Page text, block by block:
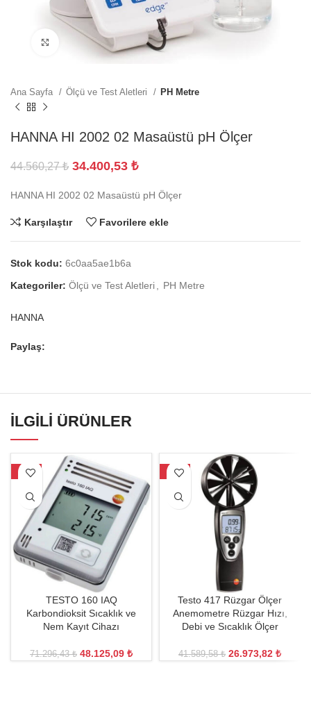
Büyütmek için tıklayın
Ana Sayfa Ölçü ve Test Aletleri PH Metre
HANNA HI 2002 02 Masaüstü pH Ölçer
44.560,27₺ 34.400,53 ₺
HANNA HI 2002 02 Masaüstü pH Ölçer
Karşılaştır Favorilere ekle
Stok kodu: 6c0aa5ae1b6a
Kategoriler: Ölçü ve Test Aletleri PH Metre
HANNA
Paylaş:
İLGILI ÜRÜNLER
-33%
TESTO 160 IAQ
Karbondioksit Sıcaklık ve
Nem Kayıt Cihazı
71.296,43₺ 48.125,09 ₺
-35%
Testo 417 Rüzgar Ölçer
Anemometre Rüzgar Hızı,
Debi ve Sıcaklık Ölçer
41.589,58₺ 26.973,82 ₺